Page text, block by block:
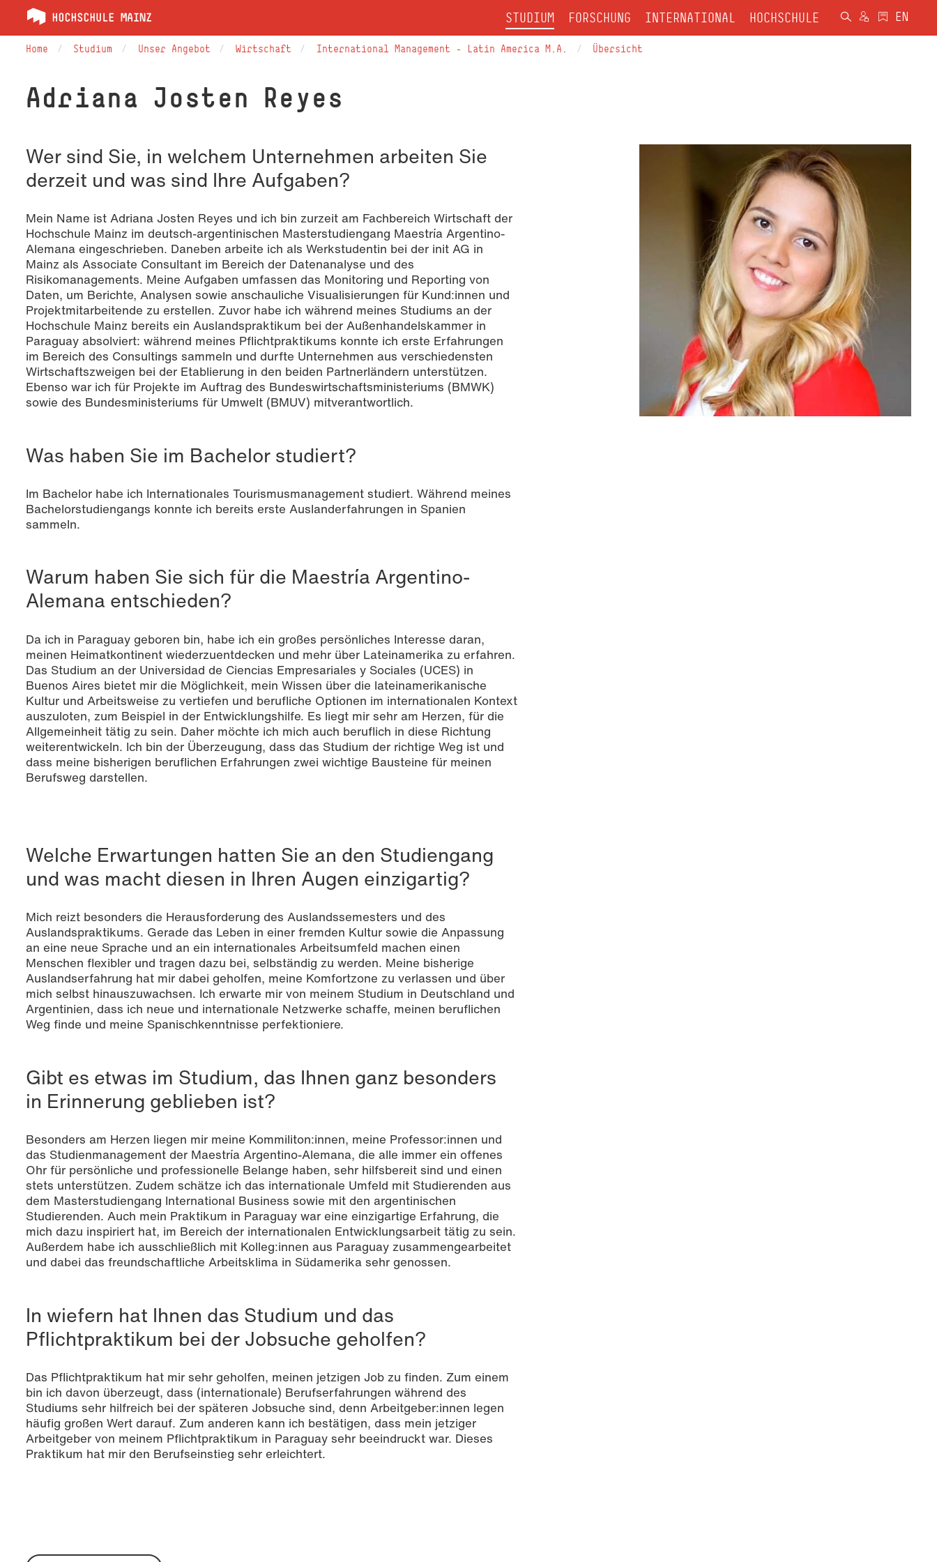
STUDIUM FORSCHUNG INTERNATIONAL HOCHSCHULE
Home Studium Unser Angebot Wirtschaft International Management – Latin America M.A. Übersicht
Adriana Josten Reyes
Wer sind Sie, in welchem Unternehmen arbeiten Sie
derzeit und was sind Ihre Aufgaben?
Mein Name ist Adriana Josten Reyes und ich bin zurzeit am Fachbereich Wirtschaft der
Hochschule Mainz im deutsch-argentinischen Masterstudiengang Maestría Argentino-
Alemana eingeschrieben. Daneben arbeite ich als Werkstudentin bei der init AG in
Mainz als Associate Consultant im Bereich der Datenanalyse und des
Risikomanagements. Meine Aufgaben umfassen das Monitoring und Reporting von
Daten, um Berichte, Analysen sowie anschauliche Visualisierungen für Kund:innen und
Projektmitarbeitende zu erstellen. Zuvor habe ich während meines Studiums an der
Hochschule Mainz bereits ein Auslandspraktikum bei der Außenhandelskammer in
Paraguay absolviert: während meines Pflichtpraktikums konnte ich erste Erfahrungen
im Bereich des Consultings sammeln und durfte Unternehmen aus verschiedensten
Wirtschaftszweigen bei der Etablierung in den beiden Partnerländern unterstützen.
Ebenso war ich für Projekte im Auftrag des Bundeswirtschaftsministeriums (BMWK)
sowie des Bundesministeriums für Umwelt (BMUV) mitverantwortlich.
Was haben Sie im Bachelor studiert?
Im Bachelor habe ich Internationales Tourismusmanagement studiert. Während meines
Bachelorstudiengangs konnte ich bereits erste Auslanderfahrungen in Spanien
sammeln.
Warum haben Sie sich für die Maestría Argentino-
Alemana entschieden?
Da ich in Paraguay geboren bin, habe ich ein großes persönliches Interesse daran,
meinen Heimatkontinent wiederzuentdecken und mehr über Lateinamerika zu erfahren.
Das Studium an der Universidad de Ciencias Empresariales y Sociales (UCES) in
Buenos Aires bietet mir die Möglichkeit, mein Wissen über die lateinamerikanische
Kultur und Arbeitsweise zu vertiefen und berufliche Optionen im internationalen Kontext
auszuloten, zum Beispiel in der Entwicklungshilfe. Es liegt mir sehr am Herzen, für die
Allgemeinheit tätig zu sein. Daher möchte ich mich auch beruflich in diese Richtung
weiterentwickeln. Ich bin der Überzeugung, dass das Studium der richtige Weg ist und
dass meine bisherigen beruflichen Erfahrungen zwei wichtige Bausteine für meinen
Berufsweg darstellen.
Welche Erwartungen hatten Sie an den Studiengang
und was macht diesen in Ihren Augen einzigartig?
Mich reizt besonders die Herausforderung des Auslandssemesters und des
Auslandspraktikums. Gerade das Leben in einer fremden Kultur sowie die Anpassung
an eine neue Sprache und an ein internationales Arbeitsumfeld machen einen
Menschen flexibler und tragen dazu bei, selbständig zu werden. Meine bisherige
Auslandserfahrung hat mir dabei geholfen, meine Komfortzone zu verlassen und über
mich selbst hinauszuwachsen. Ich erwarte mir von meinem Studium in Deutschland und
Argentinien, dass ich neue und internationale Netzwerke schaffe, meinen beruflichen
Weg finde und meine Spanischkenntnisse perfektioniere.
Gibt es etwas im Studium, das Ihnen ganz besonders
in Erinnerung geblieben ist?
Besonders am Herzen liegen mir meine Kommiliton:innen, meine Professor:innen und
das Studienmanagement der Maestría Argentino-Alemana, die alle immer ein offenes
Ohr für persönliche und professionelle Belange haben, sehr hilfsbereit sind und einen
stets unterstützen. Zudem schätze ich das internationale Umfeld mit Studierenden aus
dem Masterstudiengang International Business sowie mit den argentinischen
Studierenden. Auch mein Praktikum in Paraguay war eine einzigartige Erfahrung, die
mich dazu inspiriert hat, im Bereich der internationalen Entwicklungsarbeit tätig zu sein.
Außerdem habe ich ausschließlich mit Kolleg:innen aus Paraguay zusammengearbeitet
und dabei das freundschaftliche Arbeitsklima in Südamerika sehr genossen.
In wiefern hat Ihnen das Studium und das
Pflichtpraktikum bei der Jobsuche geholfen?
Das Pflichtpraktikum hat mir sehr geholfen, meinen jetzigen Job zu finden. Zum einem
bin ich davon überzeugt, dass (internationale) Berufserfahrungen während des
Studiums sehr hilfreich bei der späteren Jobsuche sind, denn Arbeitgeber:innen legen
häufig großen Wert darauf. Zum anderen kann ich bestätigen, dass mein jetziger
Arbeitgeber von meinem Pflichtpraktikum in Paraguay sehr beeindruckt war. Dieses
Praktikum hat mir den Berufseinstieg sehr erleichtert.